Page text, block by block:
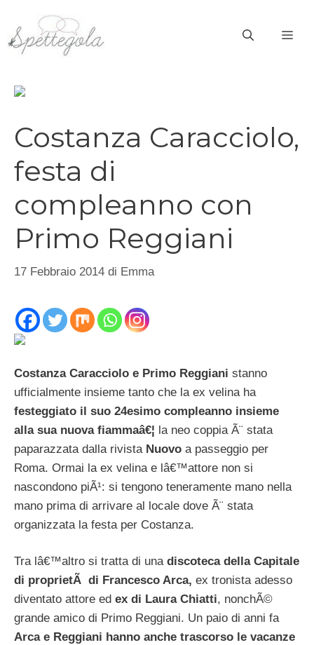
contenuto
Costanza Caracciolo,
festa di
compleanno con
Primo Reggiani
17 Febbraio 2014 di Emma
Costanza Caracciolo e Primo Reggiani stanno
ufficialmente insieme tanto che la ex velina ha
festeggiato il suo 24esimo compleanno insieme
alla sua nuova fiammaâ€¦ la neo coppia Ã¨ stata
paparazzata dalla rivista Nuovo a passeggio per
Roma. Ormai la ex velina e lâ€™attore non si
nascondono piÃ¹: si tengono teneramente mano nella
mano prima di arrivare al locale dove Ã¨ stata
organizzata la festa per Costanza.
Tra lâ€™altro si tratta di una discoteca della Capitale
di proprietÃ di Francesco Arca, ex tronista adesso
diventato attore ed ex di Laura Chiatti, nonchÃ©
grande amico di Primo Reggiani. Un paio di anni fa
Arca e Reggiani hanno anche trascorso le vacanze